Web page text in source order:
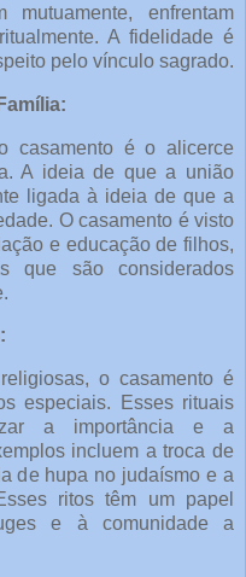
enfrentam
A fidelidade é
pelo vínculo sagrado.
casamento é o alicerce
A ideia de que a união
ligada à ideia de que a
O casamento é visto
e educação de filhos,
que são considerados
o casamento é
especiais. Esses rituais
a importância e a
incluem a troca de
de hupa no judaísmo e a
ritos têm um papel
e à comunidade a